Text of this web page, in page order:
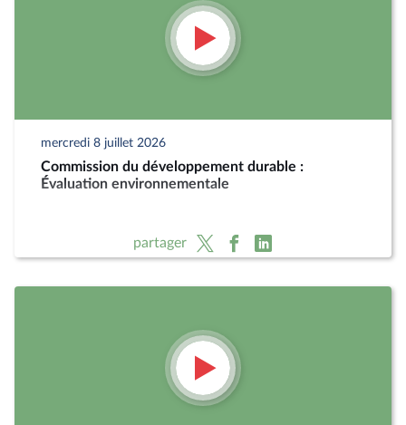
mercredi 8 juillet 2026
Commission du développement durable :
Évaluation environnementale
partager